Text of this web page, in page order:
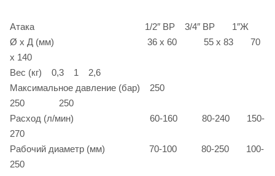
Атака 1/2″ ВР 3/4″ ВР 1″Ж
Ø x Д (мм) 36 х 60 55 х 83 70
х 140
Вес (кг) 0,3 1 2,6
Максимальное давление (бар) 250
250 250
Расход (л/мин) 60-160 80-240 150-
270
Рабочий диаметр (мм) 70-100 80-250 100-
250